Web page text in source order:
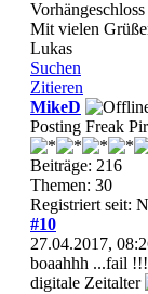
Mit vielen
Lukas
Suchen
Zitieren
MikeD
Posting Freak
Beiträge: 216
Themen: 30
Registriert seit:
#10
27.04.2017,
boaahhh ...fail
digitale Zeitalter